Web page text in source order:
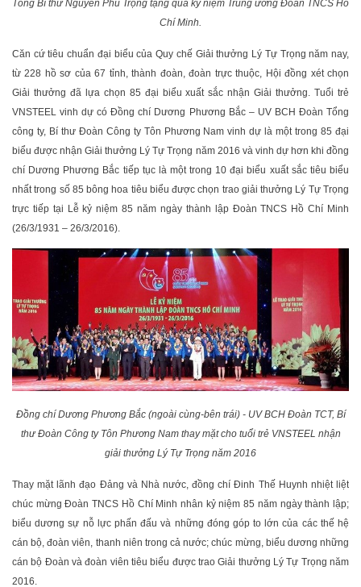
Tổng Bí thư Nguyễn Phú Trọng tặng quà kỷ niệm Trung ương Đoàn TNCS Hồ
Chí Minh.
Căn cứ tiêu chuẩn đại biểu của Quy chế Giải thưởng Lý Tự Trọng năm nay,
từ 228 hồ sơ của 67 tỉnh, thành đoàn, đoàn trực thuộc, Hội đồng xét chọn
Giải thưởng đã lựa chọn 85 đại biểu xuất sắc nhận Giải thưởng. Tuổi trẻ
VNSTEEL vinh dự có Đồng chí Dương Phương Bắc – UV BCH Đoàn Tổng
công ty, Bí thư Đoàn Công ty Tôn Phương Nam vinh dự là một trong 85 đại
biểu được nhận Giải thưởng Lý Tự Trọng năm 2016 và vinh dự hơn khi đồng
chí Dương Phương Bắc tiếp tục là một trong 10 đại biểu xuất sắc tiêu biểu
nhất trong số 85 bông hoa tiêu biểu được chọn trao giải thưởng Lý Tự Trọng
trực tiếp tại Lễ kỷ niệm 85 năm ngày thành lập Đoàn TNCS Hồ Chí Minh
(26/3/1931 – 26/3/2016).
Đồng chí Dương Phương Bắc (ngoài cùng-bên trái) - UV BCH Đoàn TCT, Bí
thư Đoàn Công ty Tôn Phương Nam thay mặt cho tuổi trẻ VNSTEEL nhận
giải thưởng Lý Tự Trọng năm 2016
Thay mặt lãnh đạo Đảng và Nhà nước, đồng chí Đinh Thế Huynh nhiệt liệt
chúc mừng Đoàn TNCS Hồ Chí Minh nhân kỷ niệm 85 năm ngày thành lập;
biểu dương sự nỗ lực phấn đấu và những đóng góp to lớn của các thế hệ
cán bộ, đoàn viên, thanh niên trong cả nước; chúc mừng, biểu dương những
cán bộ Đoàn và đoàn viên tiêu biểu được trao Giải thưởng Lý Tự Trọng năm
2016.